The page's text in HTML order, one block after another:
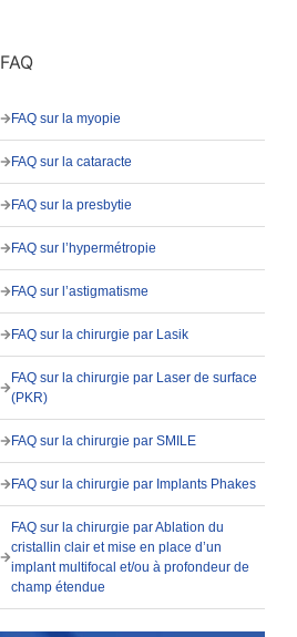
FAQ
FAQ sur la myopie
FAQ sur la cataracte
FAQ sur la presbytie
FAQ sur l’hypermétropie
FAQ sur l’astigmatisme
FAQ sur la chirurgie par Lasik
FAQ sur la chirurgie par Laser de surface
(PKR)
FAQ sur la chirurgie par SMILE
FAQ sur la chirurgie par Implants Phakes
FAQ sur la chirurgie par Ablation du
cristallin clair et mise en place d’un
implant multifocal et/ou à profondeur de
champ étendue